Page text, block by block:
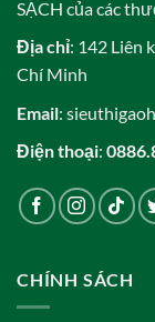
SẠCH của các
Địa chỉ: 142 Liên
Chí Minh
Email:
Điện thoại:
CHÍNH SÁCH